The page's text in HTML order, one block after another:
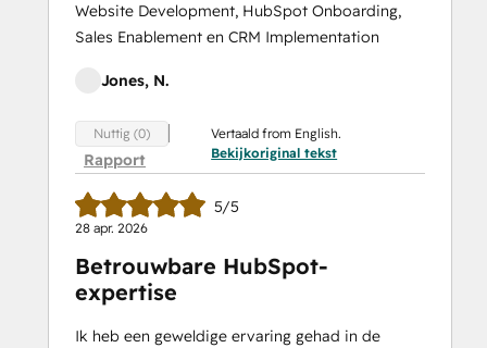
Website Development, HubSpot Onboarding,
Sales Enablement en CRM Implementation
Jones, N.
Nuttig (0)
Rapport
Vertaald from English.
Bekijkoriginal tekst
5/5
28 apr. 2026
Betrouwbare HubSpot-
expertise
Ik heb een geweldige ervaring gehad in de